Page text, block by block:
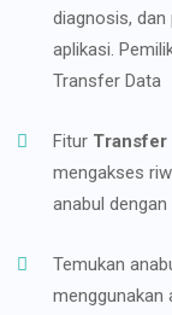
diagnosis,
aplikasi.
Transfer Data
Fitur Transfer
mengakses
anabul
Temukan
menggunakan